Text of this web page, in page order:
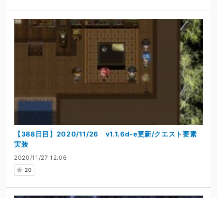
2020/11/27 12:06
20
【388日目】2020/11/26 v1.1.6d-e更新/クエスト要素
実装